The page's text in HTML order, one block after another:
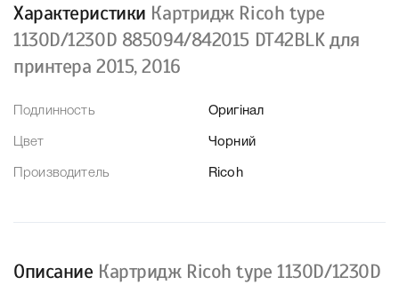
Характеристики Картридж Ricoh type
1130D/1230D 885094/842015 DT42BLK для
принтера 2015, 2016
Подлинность Оригінал
Цвет Чорний
Производитель Ricoh
Описание Картридж Ricoh type 1130D/1230D